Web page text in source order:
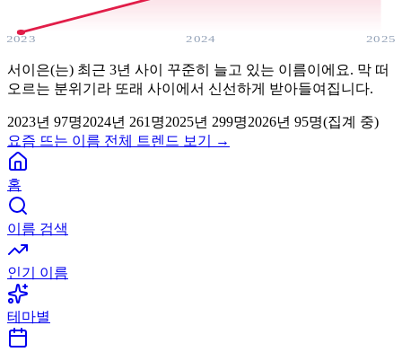
2023 2024 2025
서이은(는) 최근 3년 사이 꾸준히 늘고 있는 이름이에요. 막 떠
오르는 분위기라 또래 사이에서 신선하게 받아들여집니다.
2023년 97명2024년 261 명2025년 299명2026년 95명(집계 중)
요즘 뜨는 이름 전체 트렌드 보기 →
홈
이름 검색
인기 이름
테마별